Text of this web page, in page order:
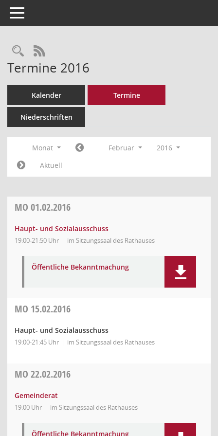
Toggle navigation
Rechercheauswahl
RSS-Feed
Termine 2016
Kalender Termine
Niederschriften
Monat Februar
2016
Aktuell
MO 01.02.2016
Haupt- und Sozialausschuss
19:00-21:50 Uhr im Sitzungssaal des Rathauses
Öffentliche Bekanntmachung
MO 15.02.2016
Haupt- und Sozialausschuss
19:00-21:45 Uhr im Sitzungssaal des Rathauses
MO 22.02.2016
Gemeinderat
19:00 Uhr im Sitzungssaal des Rathauses
Öffentliche Bekanntmachung